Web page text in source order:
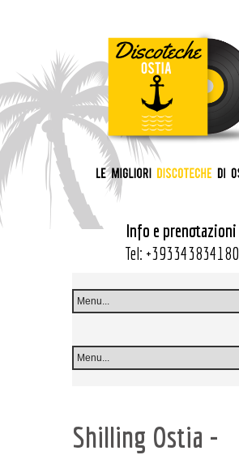
Info e prenotazioni
Tel: +393343834180
Shilling Ostia -